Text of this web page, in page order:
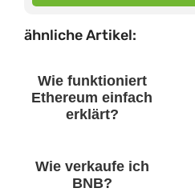
ähnliche Artikel:
Wie funktioniert
Ethereum einfach
erklärt?
Wie verkaufe ich
BNB?